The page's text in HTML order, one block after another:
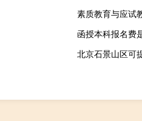
素质教育与应试
函授本科报名费
北京石景山区可